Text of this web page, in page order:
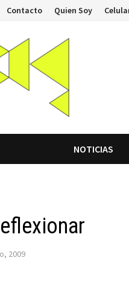
Contacto Quien Soy
NOTICIAS
2009